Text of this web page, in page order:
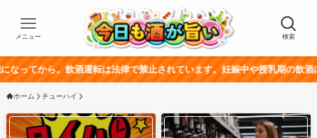
検索
メニュー
運転は法律で禁止されています。妊娠中や授乳期の飲酒は、胎児・乳幼
ホーム チューハイ